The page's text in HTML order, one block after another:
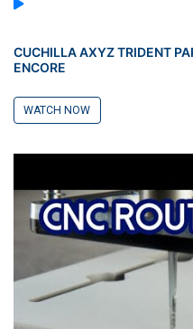
CUCHILLA AXYZ TRIDENT
ENCORE
WATCH NOW